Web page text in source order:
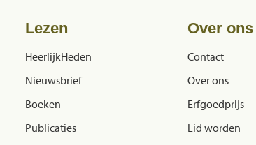
Lezen
HeerlijkHeden
Nieuwsbrief
Boeken
Publicaties
Over ons
Contact
Over ons
Erfgoedprijs
Lid worden